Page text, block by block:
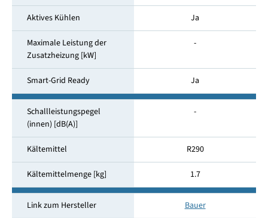
Aktives Kühlen Ja
Maximale Leistung der
Zusatzheizung [kW]
-
Smart-Grid Ready Ja
Schallleistungspegel
(innen) [dB(A)]
-
Kältemittel R290
Kältemittelmenge [kg] 1.7
Link zum Hersteller Bauer